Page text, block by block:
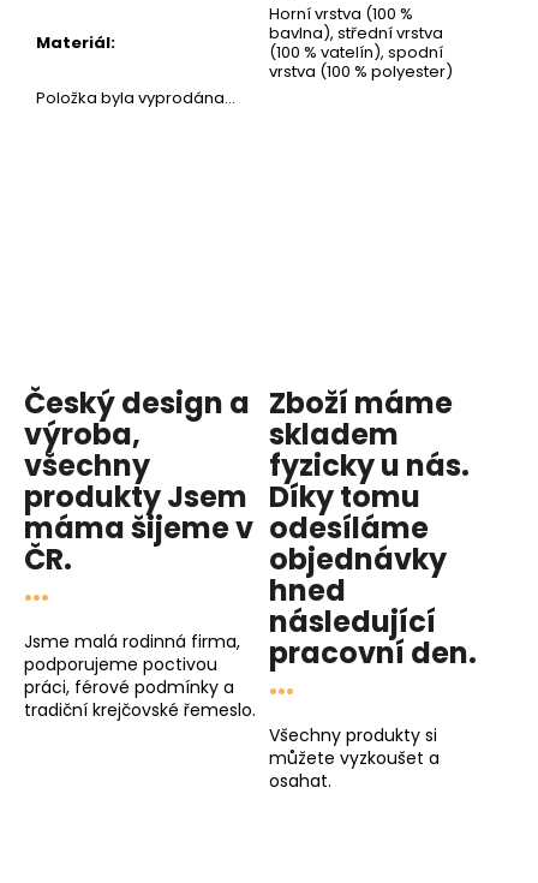
Materiál:
Horní vrstva (100 %
bavlna), střední vrstva
(100 % vatelín), spodní
vrstva (100 % polyester)
Položka byla vyprodána…
Český design a
výroba,
všechny
produktyJsem
mámašijeme v
ČR.
...
Jsme malá rodinná firma,
podporujeme poctivou
práci, férové podmínky a
tradiční krejčovské řemeslo.
Zboží máme
skladem
fyzicky u nás.
Díky tomu
odesíláme
objednávky
hned
následující
pracovní den.
...
Všechny produkty si
můžete vyzkoušet a
osahat.